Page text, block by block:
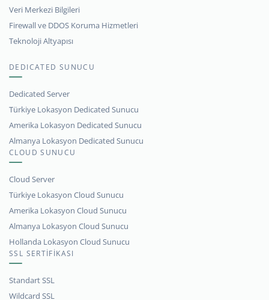
Veri Merkezi Bilgileri
Firewall ve DDOS Koruma Hizmetleri
Teknoloji Altyapısı
DEDICATED SUNUCU
Dedicated Server
Türkiye Lokasyon Dedicated Sunucu
Amerika Lokasyon Dedicated Sunucu
Almanya Lokasyon Dedicated Sunucu
CLOUD SUNUCU
Cloud Server
Türkiye Lokasyon Cloud Sunucu
Amerika Lokasyon Cloud Sunucu
Almanya Lokasyon Cloud Sunucu
Hollanda Lokasyon Cloud Sunucu
SSL SERTİFİKASI
Standart SSL
Wildcard SSL